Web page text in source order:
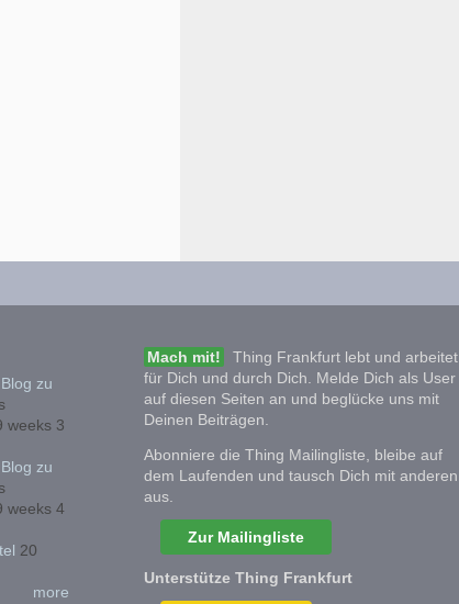
zu
weeks 3
zu
weeks 4
20
more
Mach mit!
Thing Frankfurt lebt und arbeitet
für Dich und durch Dich. Melde Dich als User
auf diesen Seiten an und beglücke uns mit
Deinen Beiträgen.
Abonniere die Thing Mailingliste, bleibe auf
dem Laufenden und tausch Dich mit anderen
aus.
Zur Mailingliste
Unterstütze Thing Frankfurt